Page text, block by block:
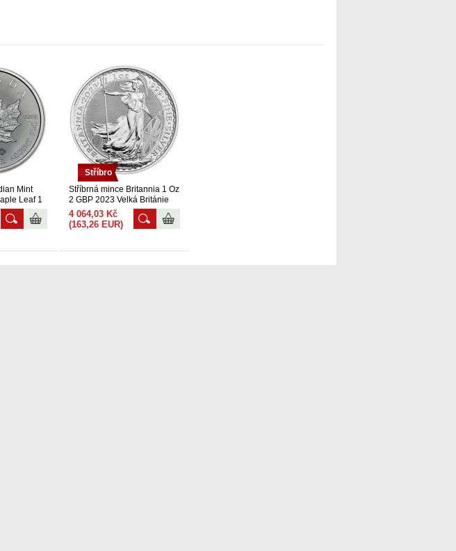
Mint
Leaf 1
Stříbro
Stříbrná mince Britannia 1 Oz
2 GBP 2023 Velká Británie
CHARLES III
4 064,03 Kč
(163,26 EUR)